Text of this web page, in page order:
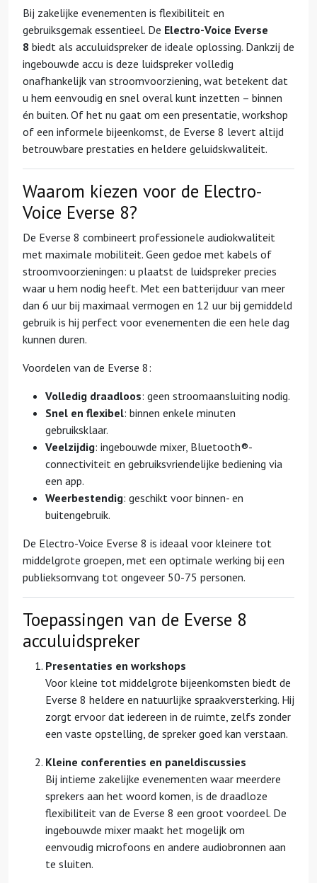
Bij zakelijke evenementen is flexibiliteit en
gebruiksgemak essentieel. De Electro-Voice Everse
8 biedt als acculuidspreker de ideale oplossing. Dankzij de
ingebouwde accu is deze luidspreker volledig
onafhankelijk van stroomvoorziening, wat betekent dat
u hem eenvoudig en snel overal kunt inzetten – binnen
én buiten. Of het nu gaat om een presentatie, workshop
of een informele bijeenkomst, de Everse 8 levert altijd
betrouwbare prestaties en heldere geluidskwaliteit.
Waarom kiezen voor de Electro-
Voice Everse 8?
De Everse 8 combineert professionele audiokwaliteit
met maximale mobiliteit. Geen gedoe met kabels of
stroomvoorzieningen: u plaatst de luidspreker precies
waar u hem nodig heeft. Met een batterijduur van meer
dan 6 uur bij maximaal vermogen en 12 uur bij gemiddeld
gebruik is hij perfect voor evenementen die een hele dag
kunnen duren.
Voordelen van de Everse 8:
Volledig draadloos: geen stroomaansluiting nodig.
Snel en flexibel: binnen enkele minuten
gebruiksklaar.
Veelzijdig: ingebouwde mixer, Bluetooth®-
connectiviteit en gebruiksvriendelijke bediening via
een app.
Weerbestendig: geschikt voor binnen- en
buitengebruik.
De Electro-Voice Everse 8 is ideaal voor kleinere tot
middelgrote groepen, met een optimale werking bij een
publieksomvang tot ongeveer 50-75 personen.
Toepassingen van de Everse 8
acculuidspreker
Presentaties en workshops
Voor kleine tot middelgrote bijeenkomsten biedt de
Everse 8 heldere en natuurlijke spraakversterking. Hij
zorgt ervoor dat iedereen in de ruimte, zelfs zonder
een vaste opstelling, de spreker goed kan verstaan.
Kleine conferenties en paneldiscussies
Bij intieme zakelijke evenementen waar meerdere
sprekers aan het woord komen, is de draadloze
flexibiliteit van de Everse 8 een groot voordeel. De
ingebouwde mixer maakt het mogelijk om
eenvoudig microfoons en andere audiobronnen aan
te sluiten.